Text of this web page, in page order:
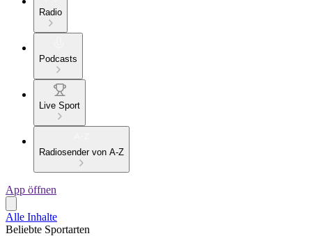
Radio
Podcasts
Live Sport
Radiosender von A-Z
App öffnen
Alle Inhalte
Beliebte Sportarten